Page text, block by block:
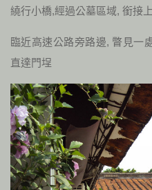
繞行小橋,經過公墓區域, 銜接
臨近高速公路旁路邊, 瞥見一
直達門埕